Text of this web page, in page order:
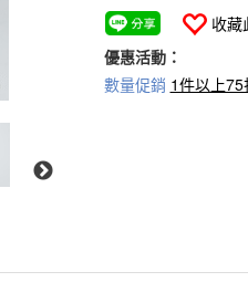
收藏
優惠活動：
數量促銷 1件以上